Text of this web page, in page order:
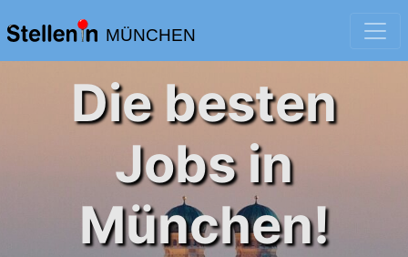
MÜNCHEN
Die besten
Jobs in
München!